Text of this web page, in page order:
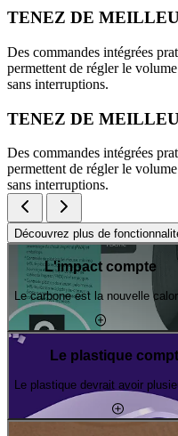
TENEZ DE
Des commandes intégrées
permettent de régler le
sans interruptions.
TENEZ DE
Des commandes intégrées
permettent de régler le
sans interruptions.
Découvrez plus de
L'impact compte
Le carbone est la nouvelle
Le plastique
Le plastique devrait avoir